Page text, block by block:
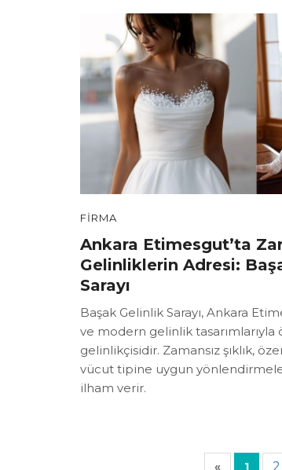
FIRMA
Ankara Etimesgut’ta
Gelinliklerin Adresi:
Sarayı
Başak Gelinlik Sarayı, Ankara
ve modern gelinlik tasarımlarıyla
gelinlikçisidir. Zamansız şıklık,
vücut tipine uygun
ilham verir.
« 1 2